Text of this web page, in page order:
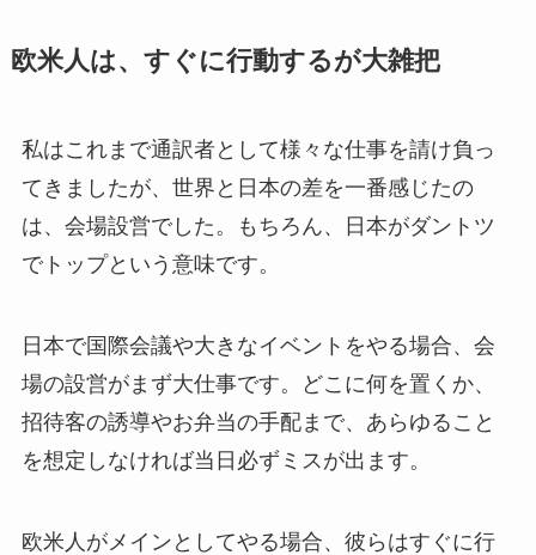
欧米人は、すぐに行動するが大雑把
私はこれまで通訳者として様々な仕事を請け負っ
てきましたが、世界と日本の差を一番感じたの
は、会場設営でした。もちろん、日本がダントツ
でトップという意味です。
日本で国際会議や大きなイベントをやる場合、会
場の設営がまず大仕事です。どこに何を置くか、
招待客の誘導やお弁当の手配まで、あらゆること
を想定しなければ当日必ずミスが出ます。
欧米人がメインとしてやる場合、彼らはすぐに行